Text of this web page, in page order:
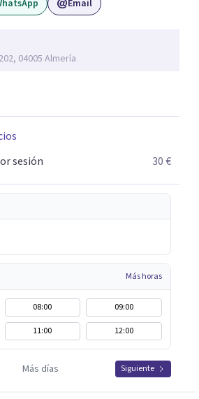
una adecuada evaluación para
es la hipnosis clínica, como
positivos desde la primera sesión.
enfocaré tu problema o situación?
a una nueva etapa en tu vida.
Email
04005 Almería
sesión
30 €
Más horas
08:00
09:00
11:00 12:00
Más días Siguiente